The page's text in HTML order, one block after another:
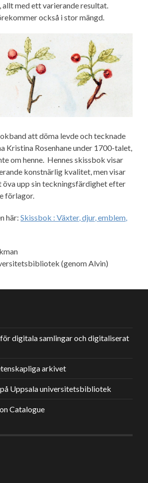
allt med ett varierande resultat.
också i stor mängd.
att döma levde och tecknade
Kristina Rosenhane under 1700-talet,
om henne. Hennes skissbok visar
konstnärlig kvalitet, men visar
öva upp sin teckningsfärdighet efter
förlagor.
här:Skissbok : Växter, djur, emblem,
(genom Alvin)
digitala samlingar och digitaliserat
arkivet
Uppsala universitetsbibliotek
Catalogue